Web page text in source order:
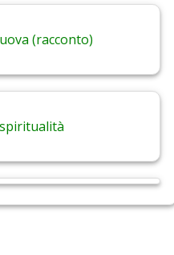
(racconto)